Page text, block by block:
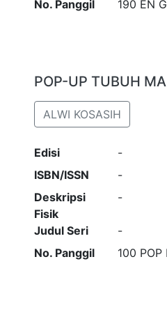
No. Panggil 190 EN
POP-UP TUBUH
ALWI KOSASIH
Edisi
-
ISBN/ISSN
-
Deskripsi
Fisik
-
Judul Seri
-
No. Panggil
100 POP